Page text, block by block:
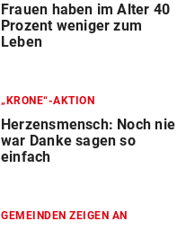
Frauen haben im Alter 40
Prozent weniger zum
Leben
„KRONE“-AKTION
Herzensmensch: Noch nie
war Danke sagen so
einfach
GEMEINDEN ZEIGEN AN